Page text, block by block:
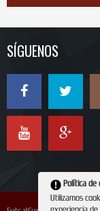
SÍGUENOS
Política de
Utilizamos